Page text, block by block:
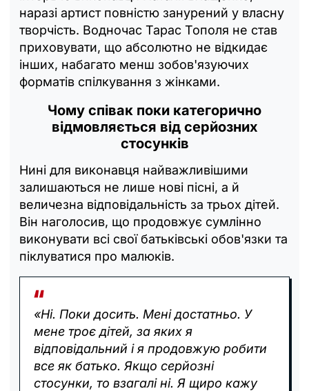
наразі артист повністю занурений у власну
творчість. Водночас Тарас Тополя не став
приховувати, що абсолютно не відкидає
інших, набагато менш зобов'язуючих
форматів спілкування з жінками.
Чому співак поки категорично
відмовляється від серйозних
стосунків
Нині для виконавця найважливішими
залишаються не лише нові пісні, а й
величезна відповідальність за трьох дітей.
Він наголосив, що продовжує сумлінно
виконувати всі свої батьківські обов'язки та
піклуватися про малюків.
«Ні. Поки досить. Мені достатньо. У
мене троє дітей, за яких я
відповідальний і я продовжую робити
все як батько. Якщо серйозні
стосунки, то взагалі ні. Я щиро кажу